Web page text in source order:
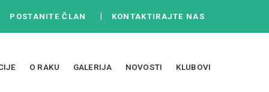
POSTANITE ČLAN KONTAKTIRAJTE NAS
O RAKU GALERIJA NOVOSTI KLUBOVI